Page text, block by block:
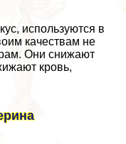
используются в
качествам не
Они снижают
кровь,